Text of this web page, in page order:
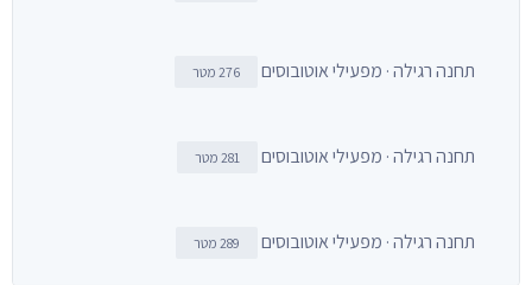
תחנה רגילה · מפעילי אוטובוסים 276 מטר
תחנה רגילה · מפעילי אוטובוסים 281 מטר
תחנה רגילה · מפעילי אוטובוסים 289 מטר